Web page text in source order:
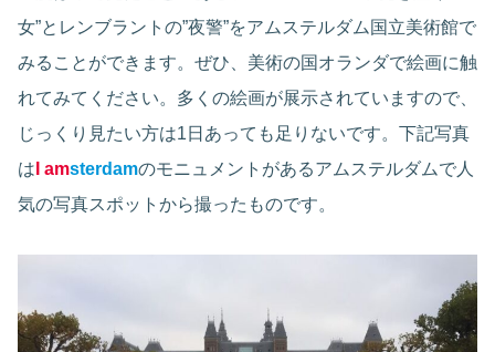
女”とレンブラントの”夜警”をアムステルダム国立美術館で
みることができます。ぜひ、美術の国オランダで絵画に触
れてみてください。多くの絵画が展示されていますので、
じっくり見たい方は1日あっても足りないです。下記写真
は I amsterdamのモニュメントがあるアムステルダムで人
気の写真スポットから撮ったものです。